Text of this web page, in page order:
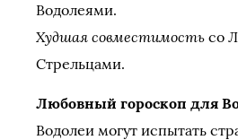
Водолеями.
Худшая совместимость со
Стрельцами.
Любовный гороскоп для
Водолеи могут испытать